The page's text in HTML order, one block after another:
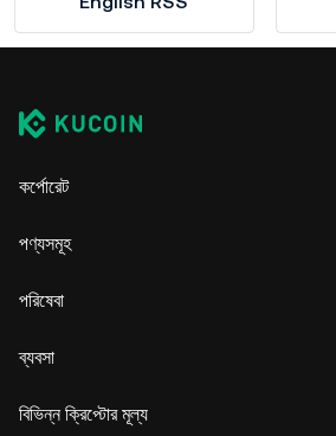
কর্পোরেট
পণ্যসমূহ
পরিষেবা
ব্যবসা
বিভিন্ন ক্রিপ্টোর মূল্য